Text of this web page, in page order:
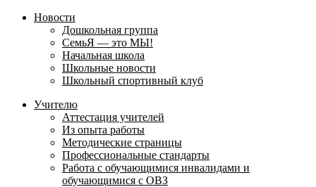
Новости
Дошкольная группа
СемьЯ — это МЫ!
Начальная школа
Школьные новости
Школьный спортивный клуб
Учителю
Аттестация учителей
Из опыта работы
Методические страницы
Профессиональные стандарты
Работа с обучающимися инвалидами и
обучающимися с ОВЗ